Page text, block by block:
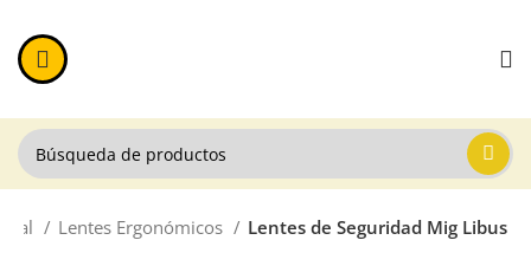
Lentes Ergonómicos Lentes de Seguridad Mig Libus